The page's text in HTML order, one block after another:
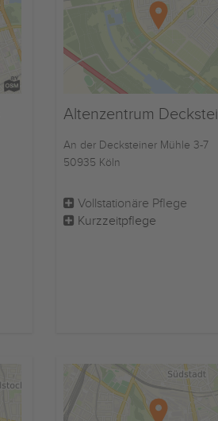
Altenzentrum
An der Decksteiner Mühle 3-7
50935 Köln
Vollstationäre Pflege
Kurzzeitpflege